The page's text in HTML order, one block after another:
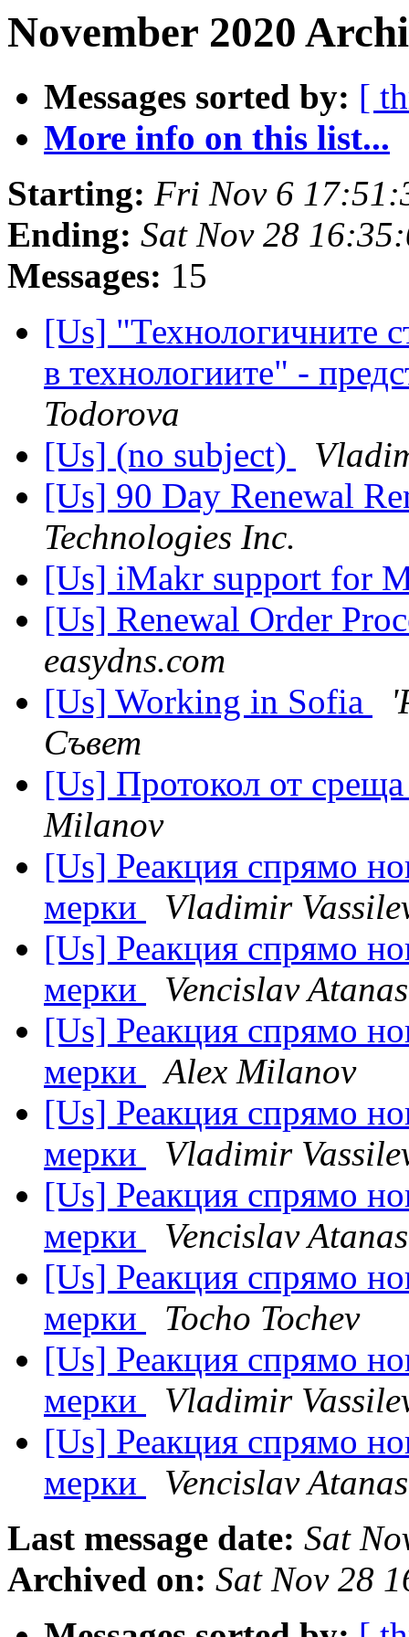
November 2020
Messages sorted by: [
More info on this list...
Starting: Fri Nov 6
Ending: Sat Nov 28
Messages: 15
[Us] "Технологичните
в технологиите" -
Todorova
[Us] (no subject)
[Us] 90 Day Renewal
Technologies Inc.
[Us] iMakr support for
[Us] Renewal Order
easydns.com
[Us] Working in Sofia
Съвет
[Us] Протокол от
Milanov
[Us] Реакция спрямо
мерки
Vladimir
[Us] Реакция спрямо
мерки
Vencislav
[Us] Реакция спрямо
мерки
Alex Milanov
[Us] Реакция спрямо
мерки
Vladimir
[Us] Реакция спрямо
мерки
Vencislav
[Us] Реакция спрямо
мерки
Tocho Tochev
[Us] Реакция спрямо
мерки
Vladimir
[Us] Реакция спрямо
мерки
Vencislav
Last message date: Sat
Archived on: Sat Nov 28